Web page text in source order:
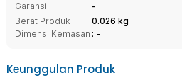
Garansi
-
Berat Produk
0.026 kg
Dimensi Kemasan : -
Keunggulan Produk